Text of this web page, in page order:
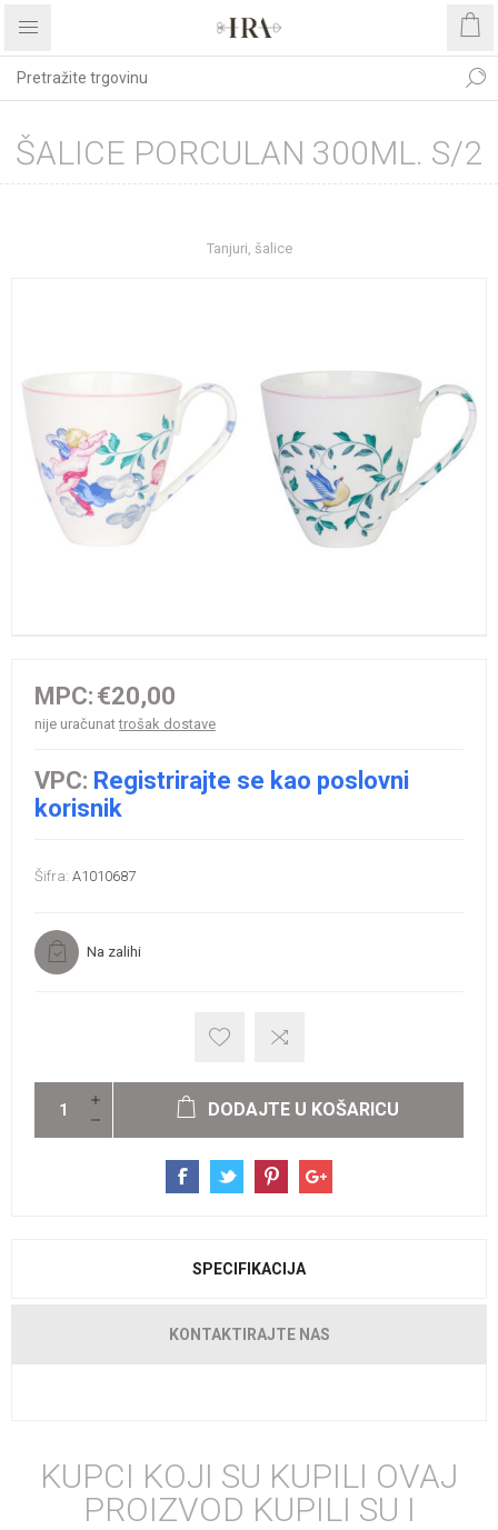
ŠALICE PORCULAN 300ML. S/2
Tanjuri, šalice
MPC: €20,00
nije uračunattrošak dostave
VPC: Registrirajte se kao poslovni
korisnik
Šifra: A1010687
Na zalihi
DODAJTE U KOŠARICU
SPECIFIKACIJA
KONTAKTIRAJTE NAS
KUPCI KOJI SU KUPILI OVAJ
PROIZVOD KUPILI SU I